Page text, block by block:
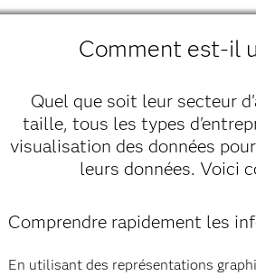
Comment est-il
Quel que soit leur secteur
taille, tous les types
visualisation des données
leurs données. Voici
Comprendre rapidement les
En utilisant des représentations